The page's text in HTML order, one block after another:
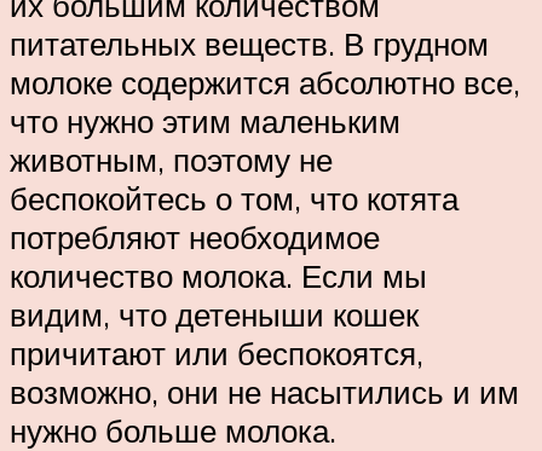
питательных веществ. В грудном
молоке содержится абсолютно все,
что нужно этим маленьким
животным, поэтому не
беспокойтесь о том, что котята
потребляют необходимое
количество молока. Если мы
видим, что детеныши кошек
причитают или беспокоятся,
возможно, они не насытились и им
нужно больше молока.